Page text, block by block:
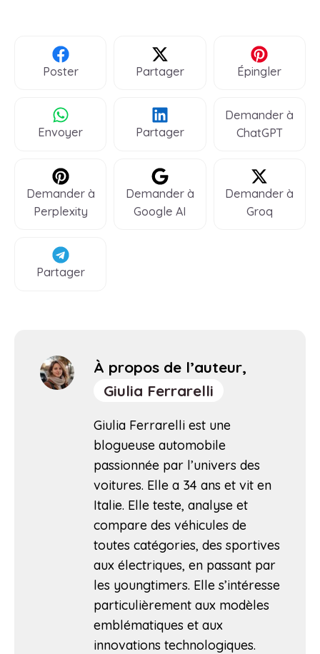
Poster Partager Épingler
Envoyer Partager
Demander à
ChatGPT
Demander à
Perplexity
Demander à
Google AI
Demander à
Groq
Partager
À propos de l’auteur,
Giulia Ferrarelli
Giulia Ferrarelli est une
blogueuse automobile
passionnée par l’univers des
voitures. Elle a 34 ans et vit en
Italie. Elle teste, analyse et
compare des véhicules de
toutes catégories, des sportives
aux électriques, en passant par
les youngtimers. Elle s’intéresse
particulièrement aux modèles
emblématiques et aux
innovations technologiques.